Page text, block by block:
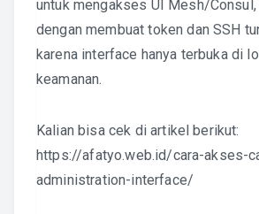
untuk mengakses UI Mesh/
dengan membuat token dan SSH
karena interface hanya terbuka di
keamanan.
Kalian bisa cek di artikel berikut:
https://afatyo.web.id/cara-akses-
administration-interface/